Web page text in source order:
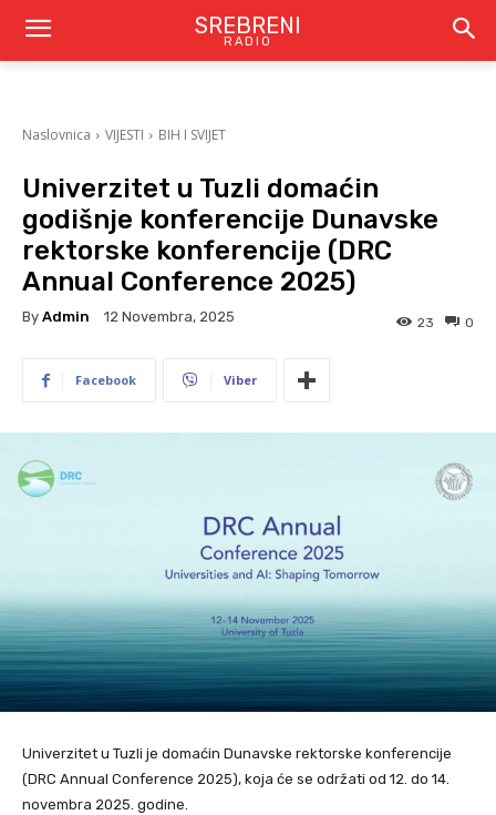
SREBRENI
RADIO
Naslovnica VIJESTI BIH I SVIJET
Univerzitet u Tuzli domaćin
godišnje konferencije Dunavske
rektorske konferencije (DRC
Annual Conference 2025)
By Admin 12 Novembra, 2025 0
23
Facebook Viber
Univerzitet u Tuzli je domaćin Dunavske rektorske konferencije
(DRC Annual Conference 2025), koja će se održati od 12. do 14.
novembra 2025. godine.